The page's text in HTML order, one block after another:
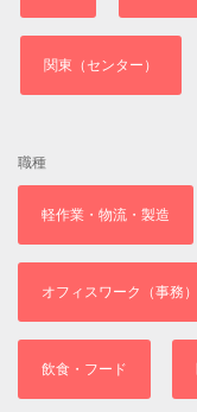
関東（センター）
職種
軽作業・物流・製造
オフィスワーク（事務）
飲食・フード